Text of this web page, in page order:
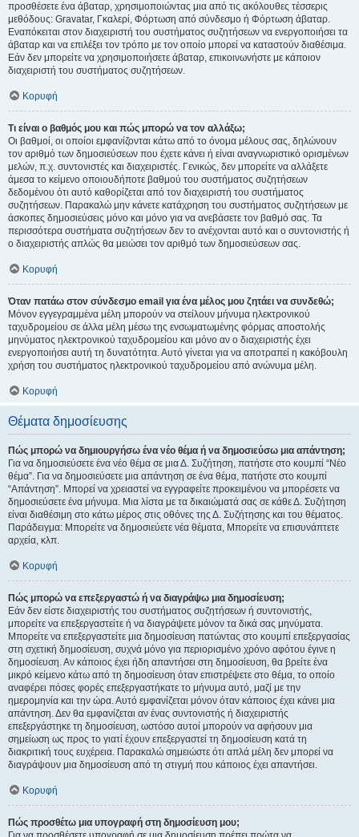
προσθέσετε ένα άβαταρ, χρησιμοποιώντας μια από τις ακόλουθες τέσσερις
μεθόδους: Gravatar, Γκαλερί, Φόρτωση από σύνδεσμο ή Φόρτωση άβαταρ.
Εναπόκειται στον διαχειριστή του συστήματος συζητήσεων να ενεργοποιήσει τα
άβαταρ και να επιλέξει τον τρόπο με τον οποίο μπορεί να καταστούν διαθέσιμα.
Εάν δεν μπορείτε να χρησιμοποιήσετε άβαταρ, επικοινωνήστε με κάποιον
διαχειριστή του συστήματος συζητήσεων.
Κορυφή
Τι είναι ο βαθμός μου και πώς μπορώ να τον αλλάξω;
Οι βαθμοί, οι οποίοι εμφανίζονται κάτω από το όνομα μέλους σας, δηλώνουν
τον αριθμό των δημοσιεύσεων που έχετε κάνει ή είναι αναγνωριστικό ορισμένων
μελών, π.χ. συντονιστές και διαχειριστές. Γενικώς, δεν μπορείτε να αλλάξετε
άμεσα το κείμενο οποιουδήποτε βαθμού του συστήματος συζητήσεων
δεδομένου ότι αυτό καθορίζεται από τον διαχειριστή του συστήματος
συζητήσεων. Παρακαλώ μην κάνετε κατάχρηση του συστήματος συζητήσεων με
άσκοπες δημοσιεύσεις μόνο και μόνο για να ανεβάσετε τον βαθμό σας. Τα
περισσότερα συστήματα συζητήσεων δεν το ανέχονται αυτό και ο συντονιστής ή
ο διαχειριστής απλώς θα μειώσει τον αριθμό των δημοσιεύσεων σας.
Κορυφή
Όταν πατάω στον σύνδεσμο email για ένα μέλος μου ζητάει να συνδεθώ;
Μόνον εγγεγραμμένα μέλη μπορούν να στείλουν μήνυμα ηλεκτρονικού
ταχυδρομείου σε άλλα μέλη μέσω της ενσωματωμένης φόρμας αποστολής
μηνύματος ηλεκτρονικού ταχυδρομείου και μόνο αν ο διαχειριστής έχει
ενεργοποιήσει αυτή τη δυνατότητα. Αυτό γίνεται για να αποτραπεί η κακόβουλη
χρήση του συστήματος ηλεκτρονικού ταχυδρομείου από ανώνυμα μέλη.
Κορυφή
Θέματα δημοσίευσης
Πώς μπορώ να δημιουργήσω ένα νέο θέμα ή να δημοσιεύσω μια απάντηση;
Για να δημοσιεύσετε ένα νέο θέμα σε μια Δ. Συζήτηση, πατήστε στο κουμπί “Νέο
θέμα”. Για να δημοσιεύσετε μια απάντηση σε ένα θέμα, πατήστε στο κουμπί
“Απάντηση”. Μπορεί να χρειαστεί να εγγραφείτε προκειμένου να μπορέσετε να
δημοσιεύσετε ένα μήνυμα. Μια λίστα με τα δικαιώματά σας σε κάθε Δ. Συζήτηση
είναι διαθέσιμη στο κάτω μέρος στις οθόνες της Δ. Συζήτησης και του θέματος.
Παράδειγμα: Μπορείτε να δημοσιεύετε νέα θέματα, Μπορείτε να επισυνάπτετε
αρχεία, κλπ.
Κορυφή
Πώς μπορώ να επεξεργαστώ ή να διαγράψω μια δημοσίευση;
Εάν δεν είστε διαχειριστής του συστήματος συζητήσεων ή συντονιστής,
μπορείτε να επεξεργαστείτε ή να διαγράψετε μόνον τα δικά σας μηνύματα.
Μπορείτε να επεξεργαστείτε μια δημοσίευση πατώντας στο κουμπί επεξεργασίας
στη σχετική δημοσίευση, συχνά μόνο για περιορισμένο χρόνο αφότου έγινε η
δημοσίευση. Αν κάποιος έχει ήδη απαντήσει στη δημοσίευση, θα βρείτε ένα
μικρό κείμενο κάτω από τη δημοσίευση όταν επιστρέψετε στο θέμα, το οποίο
αναφέρει πόσες φορές επεξεργαστήκατε το μήνυμα αυτό, μαζί με την
ημερομηνία και την ώρα. Αυτό εμφανίζεται μόνον όταν κάποιος έχει κάνει μια
απάντηση. Δεν θα εμφανίζεται αν ένας συντονιστής ή διαχειριστής
επεξεργάστηκε τη δημοσίευση, ωστόσο αυτοί μπορούν να αφήσουν μια
σημείωση ως προς το γιατί έχουν επεξεργαστεί τη δημοσίευση κατά τη
διακριτική τους ευχέρεια. Παρακαλώ σημειώστε ότι απλά μέλη δεν μπορεί να
διαγράψουν μια δημοσίευση από τη στιγμή που κάποιος έχει απαντήσει.
Κορυφή
Πώς προσθέτω μια υπογραφή στη δημοσίευση μου;